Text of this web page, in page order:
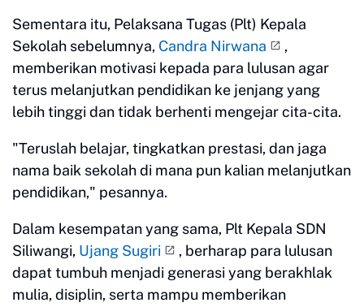
Sementara itu, Pelaksana Tugas (Plt) Kepala
Sekolah sebelumnya, Candra Nirwana
,
memberikan motivasi kepada para lulusan agar
terus melanjutkan pendidikan ke jenjang yang
lebih tinggi dan tidak berhenti mengejar cita-cita.
"Teruslah belajar, tingkatkan prestasi, dan jaga
nama baik sekolah di mana pun kalian melanjutkan
pendidikan," pesannya.
Dalam kesempatan yang sama, Plt Kepala SDN
Siliwangi, Ujang Sugiri
, berharap para lulusan
dapat tumbuh menjadi generasi yang berakhlak
mulia, disiplin, serta mampu memberikan